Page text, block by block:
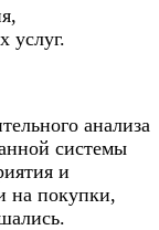
услуг.
анализа
системы
и
на покупки,